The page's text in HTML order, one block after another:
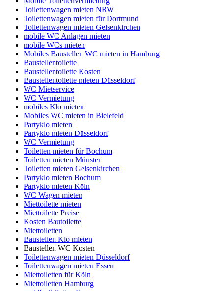
Toilettenwagen mieten NRW
Toilettenwagen mieten für Dortmund
Toilettenwagen mieten Gelsenkirchen
mobile WC Anlagen mieten
mobile WCs mieten
Mobiles Baustellen WC mieten in Hamburg
Baustellentoilette
Baustellentoilette Kosten
Baustellentoilette mieten Düsseldorf
WC Mietservice
WC Vermietung
mobiles Klo mieten
Mobiles WC mieten in Bielefeld
Partyklo mieten
Partyklo mieten Düsseldorf
WC Vermietung
Toiletten mieten für Bochum
Toiletten mieten Münster
Toiletten mieten Gelsenkirchen
Partyklo mieten Bochum
Partyklo mieten Köln
WC Wagen mieten
Miettoilette mieten
Miettoilette Preise
Kosten Bautoilette
Miettoiletten
Baustellen Klo mieten
Baustellen WC Kosten
Toilettenwagen mieten Düsseldorf
Toilettenwagen mieten Essen
Miettoiletten für Köln
Miettoiletten Hamburg